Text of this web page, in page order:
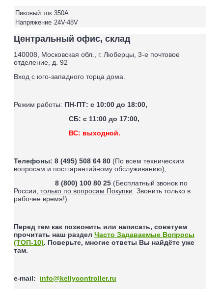
Пиковый ток 350A
Напряжение 24V-48V
Центральный офис, склад
140008, Московская обл., г. Люберцы, 3-е почтовое
отделение, д. 92
Вход с юго-западного торца дома.
Режим работы: ПН-ПТ: с 10:00 до 18:00,
СБ: с 11:00 до 17:00,
ВС: выходной.
Телефоны: 8 (495) 508 64 80 (По всем техническим
вопросам и постгарантийному обслуживанию),
8 (800) 100 80 25 (Бесплатный звонок по
России, только по вопросам Покупки . Звонить только в
рабочее время!).
Перед тем как позвонить или написать, советуем
прочитать наш раздел Часто Задаваемые Вопросы
(ТОП-10). Поверьте, многие ответы Вы найдёте уже
там.
e-mail: info@kellycontroller.ru